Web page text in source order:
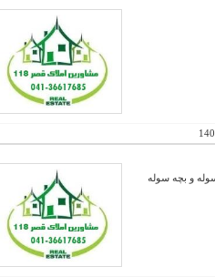
و بهداشتی در حال کار دارای 25 نوع محصول تولیدی و دارای بیش از 200 متر سوله و بچه سوله